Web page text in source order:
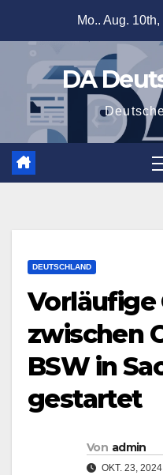
Mo.. Aug.
DA
DEUTSCHLAND
Vorläufige
zwischen
BSW in
gestartet
Von admin
OKT. 23, 2024